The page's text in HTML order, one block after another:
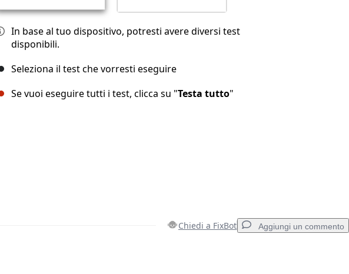
In base al tuo dispositivo, potresti avere diversi test
disponibili.
Seleziona il test che vorresti eseguire
Se vuoi eseguire tutti i test, clicca su "Testa tutto"
Chiedi a FixBot Aggiungi un commento